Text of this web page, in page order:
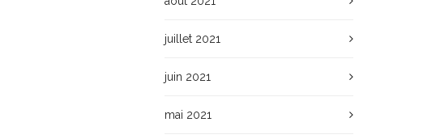
juillet 2021
juin 2021
mai 2021